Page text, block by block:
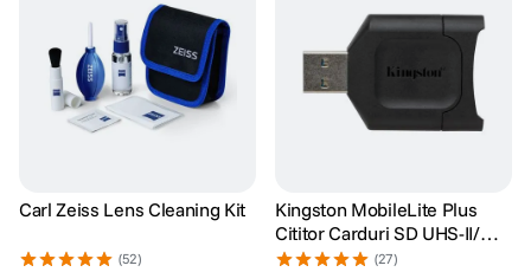
Carl Zeiss Lens Cleaning Kit
(52)
Kingston MobileLite Plus
Cititor Carduri SD UHS-II/
UHS-I
(27)